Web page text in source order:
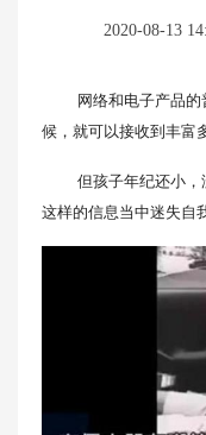
2020-08-13
网络和电子产品
候，就可以接收到丰富
但孩子年纪还小
这样的信息当中迷失自